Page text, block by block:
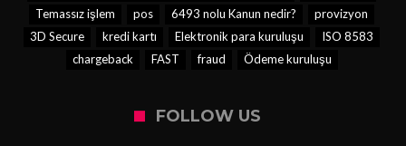
Temassız işlem
pos 6493 nolu Kanun nedir?
provizyon
3D Secure
kredi kartı Elektronik para kuruluşu
ISO 8583
chargeback
FAST fraud Ödeme kuruluşu
FOLLOW US